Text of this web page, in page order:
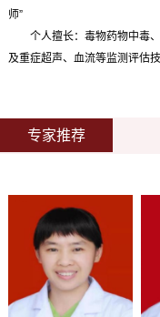
师”
个人擅长：毒物药物中毒
及重症超声、血流等监测评估技
专家推荐